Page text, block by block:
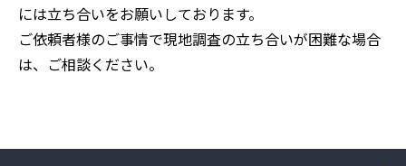
お役立ち情報
には立ち合いをお願いしております。
ご依頼者様のご事情で現地調査の立ち合いが困難な場合
は、ご相談ください。